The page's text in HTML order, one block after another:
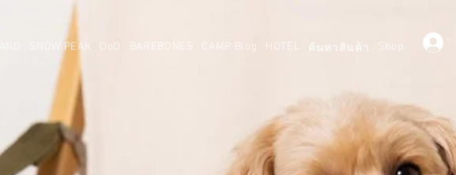
SNOW PEAK DoD BAREBONES CAMP Blog HOTEL ค้นหาสินค้า Shop